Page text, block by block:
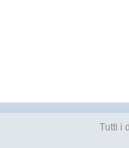
Tutti i